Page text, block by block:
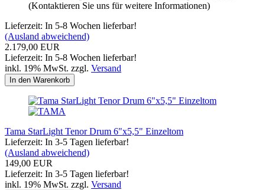
(Kontaktieren Sie uns für weitere Informationen)
Lieferzeit: In 5-8 Wochen lieferbar!
(Ausland abweichend)
2.179,00 EUR
Lieferzeit: In 5-8 Wochen lieferbar!
inkl. 19% MwSt. zzgl. Versand
In den Warenkorb
Tama StarLight Tenor Drum 6"x5,5" Einzeltom
Lieferzeit: In 3-5 Tagen lieferbar!
(Ausland abweichend)
149,00 EUR
Lieferzeit: In 3-5 Tagen lieferbar!
inkl. 19% MwSt. zzgl. Versand